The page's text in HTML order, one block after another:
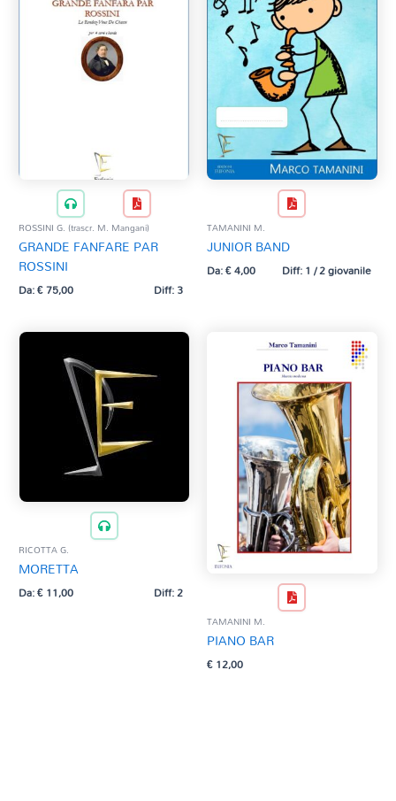
ROSSINI G. (trascr. M. Mangani)
GRANDE FANFARE PAR
ROSSINI
Da:€75,00 Diff: 3
TAMANINI M.
JUNIOR BAND
Da:€4,00 Diff: 1 / 2 giovanile
RICOTTA G.
MORETTA
Da:€11,00 Diff: 2
TAMANINI M.
PIANO BAR
€12,00